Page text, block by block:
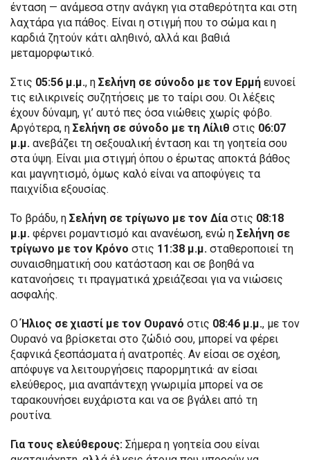
ένταση — ανάμεσα στην ανάγκη για σταθερότητα και στη
λαχτάρα για πάθος. Είναι η στιγμή που το σώμα και η
καρδιά ζητούν κάτι αληθινό, αλλά και βαθιά
μεταμορφωτικό.
Στις 05:56 μ.μ., η Σελήνη σε σύνοδο με τον Ερμή ευνοεί
τις ειλικρινείς συζητήσεις με το ταίρι σου. Οι λέξεις
έχουν δύναμη, γι’ αυτό πες όσα νιώθεις χωρίς φόβο.
Αργότερα, η Σελήνη σε σύνοδο με τη Λίλιθ στις 06:07
μ.μ. ανεβάζει τη σεξουαλική ένταση και τη γοητεία σου
στα ύψη. Είναι μια στιγμή όπου ο έρωτας αποκτά βάθος
και μαγνητισμό, όμως καλό είναι να αποφύγεις τα
παιχνίδια εξουσίας.
Το βράδυ, η Σελήνη σε τρίγωνο με τον Δίαστις 08:18
μ.μ. φέρνει ρομαντισμό και ανανέωση, ενώ η Σελήνη σε
τρίγωνο με τον Κρόνο στις 11:38 μ.μ. σταθεροποιεί τη
συναισθηματική σου κατάσταση και σε βοηθά να
κατανοήσεις τι πραγματικά χρειάζεσαι για να νιώσεις
ασφαλής.
ΟΉλιος σε χιαστί με τον Ουρανό στις 08:46 μ.μ., με τον
Ουρανό να βρίσκεται στο ζώδιό σου, μπορεί να φέρει
ξαφνικά ξεσπάσματα ή ανατροπές. Αν είσαι σε σχέση,
απόφυγε να λειτουργήσεις παρορμητικά· αν είσαι
ελεύθερος, μια αναπάντεχη γνωριμία μπορεί να σε
ταρακουνήσει ευχάριστα και να σε βγάλει από τη
ρουτίνα.
Για τους ελεύθερους: Σήμερα η γοητεία σου είναι